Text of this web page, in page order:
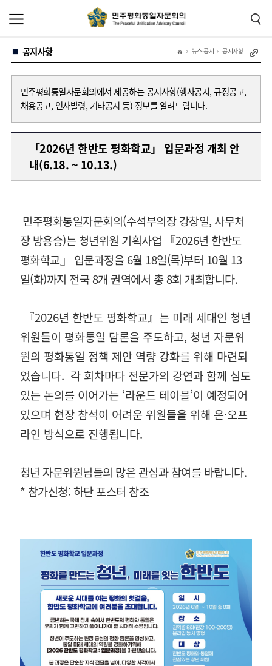
공지사항 뉴스·공지 공지사항
민주평화통일자문회의에서 제공하는 공지사항(행사공지, 규정공고,
채용공고, 인사발령, 기타공지 등) 정보를 알려드립니다.
「2026년 한반도 평화학교」 입문과정 개최 안
내(6.18. ~ 10.13.)
민주평화통일자문회의(수석부의장 강창일, 사무처
장 방용승)는 청년위원 기획사업 『2026년 한반도
평화학교』 입문과정을 6월 18일(목)부터 10월 13
일(화)까지 전국 8개 권역에서 총 8회 개최합니다.
『2026년 한반도 평화학교』는 미래 세대인 청년
위원들이 평화통일 담론을 주도하고, 청년 자문위
원의 평화통일 정책 제안 역량 강화를 위해 마련되
었습니다. 각 회차마다 전문가의 강연과 함께 심도
있는 논의를 이어가는 ‘라운드 테이블’이 예정되어
있으며 현장 참석이 어려운 위원들을 위해 온·오프
라인 방식으로 진행됩니다.
청년 자문위원님들의 많은 관심과 참여를 바랍니다.
* 참가신청: 하단 포스터 참조